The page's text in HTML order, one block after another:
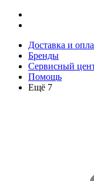
Доставка и
Бренды
Сервисный
Помощь
Ещё 7